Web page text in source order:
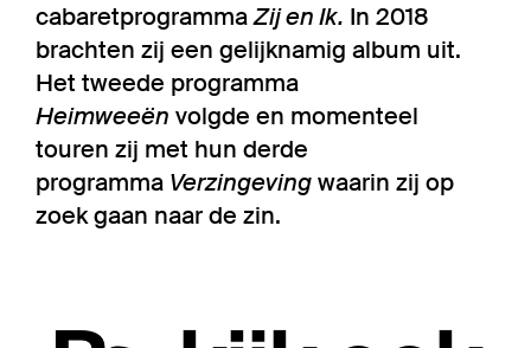
cabaretprogrammaZij en Ik. In 2018
brachten zij een gelijknamig album uit.
Het tweede programma
Heimweeën volgde en momenteel
touren zij met hun derde
programma Verzingevingwaarin zij op
zoek gaan naar de zin.